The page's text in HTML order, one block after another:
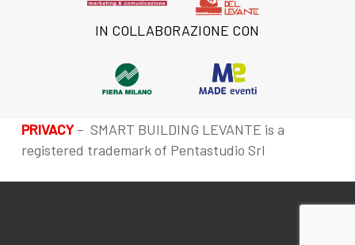
IN COLLABORAZIONE CON
PRIVACY– SMART BUILDING LEVANTE is a
registered trademark of Pentastudio Srl